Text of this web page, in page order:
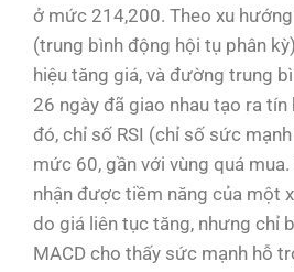
ở mức 214,200. Theo xu hướng
(trung bình động hội tụ phân
hiệu tăng giá, và đường trung
26 ngày đã giao nhau tạo ra tín
đó, chỉ số RSI (chỉ số sức
mức 60, gần với vùng quá
nhận được tiềm năng của một
do giá liên tục tăng, nhưng chỉ
MACD cho thấy sức mạnh hỗ